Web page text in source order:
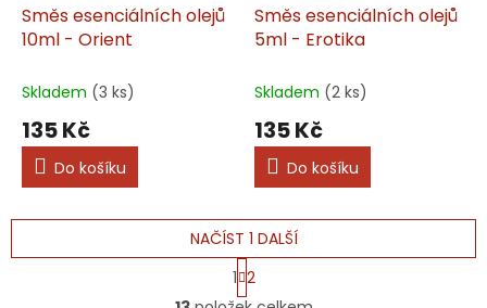
Směs esenciálních olejů
10ml - Orient
Skladem (3 ks)
135 Kč
Do košíku
Směs esenciálních olejů
5ml - Erotika
Skladem (2 ks)
135 Kč
Do košíku
O
NAČÍST 1 DALŠÍ
S
t
1 2